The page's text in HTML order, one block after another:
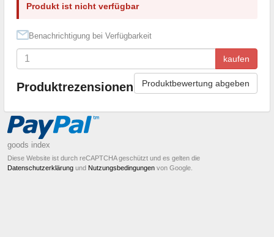
Produkt ist nicht verfügbar
Benachrichtigung bei Verfügbarkeit
kaufen
Produktrezensionen Produktbewertung abgeben
goods index
Diese Website ist durch reCAPTCHA geschützt und es gelten die
Datenschutzerklärung und Nutzungsbedingungen von Google.